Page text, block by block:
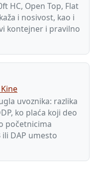
HC, Open Top, Flat
i nosivost, kao i
kontejner i pravilno
uvoznika: razlika
ko plaća koji deo
početnicima
DAP umesto